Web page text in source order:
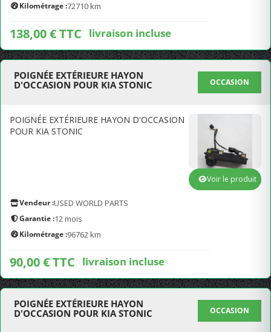
Kilométrage :72710 km
138,00 € TTC livraison incluse
POIGNÉE EXTÉRIEURE HAYON
D'OCCASION POUR KIA STONIC
OCCASION
POIGNÉE EXTÉRIEURE HAYON D'OCCASION
POUR KIA STONIC
Vendeur :USED WORLD PARTS
Garantie :12 mois
Kilométrage :96762 km
90,00 € TTC livraison incluse
Voir le produit
POIGNÉE EXTÉRIEURE HAYON
D'OCCASION POUR KIA STONIC
OCCASION